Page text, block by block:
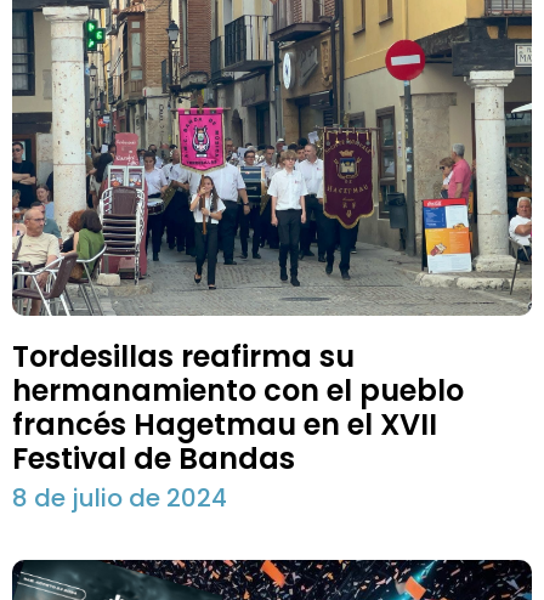
Tordesillas reafirma su
hermanamiento con el pueblo
francés Hagetmau en el XVII
Festival de Bandas
8 de julio de 2024